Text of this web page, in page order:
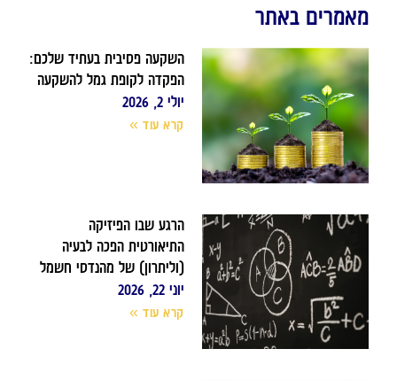
מאמרים באתר
השקעה פסיבית בעתיד שלכם:
הפקדה לקופת גמל להשקעה
יולי 2, 2026
קרא עוד »
הרגע שבו הפיזיקה
התיאורטית הפכה לבעיה
(וליתרון) של מהנדסי חשמל
יוני 22, 2026
קרא עוד »